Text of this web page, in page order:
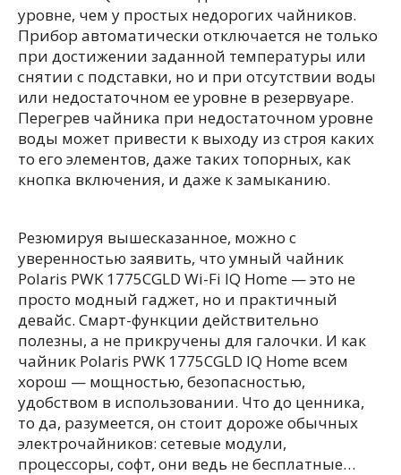
уровне, чем у простых недорогих чайников.
Прибор автоматически отключается не только
при достижении заданной температуры или
снятии с подставки, но и при отсутствии воды
или недостаточном ее уровне в резервуаре.
Перегрев чайника при недостаточном уровне
воды может привести к выходу из строя каких
то его элементов, даже таких топорных, как
кнопка включения, и даже к замыканию.
Резюмируя вышесказанное, можно с
уверенностью заявить, что умный чайник
Polaris PWK 1775CGLD Wi-Fi IQ Home — это не
просто модный гаджет, но и практичный
девайс. Смарт-функции действительно
полезны, а не прикручены для галочки. И как
чайник Polaris PWK 1775CGLD IQ Home всем
хорош — мощностью, безопасностью,
удобством в использовании. Что до ценника,
то да, разумеется, он стоит дороже обычных
электрочайников: сетевые модули,
процессоры, софт, они ведь не бесплатные…